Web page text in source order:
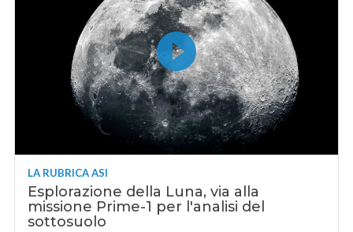
LA RUBRICA ASI
Esplorazione della Luna, via alla
missione Prime-1 per l'analisi del
sottosuolo